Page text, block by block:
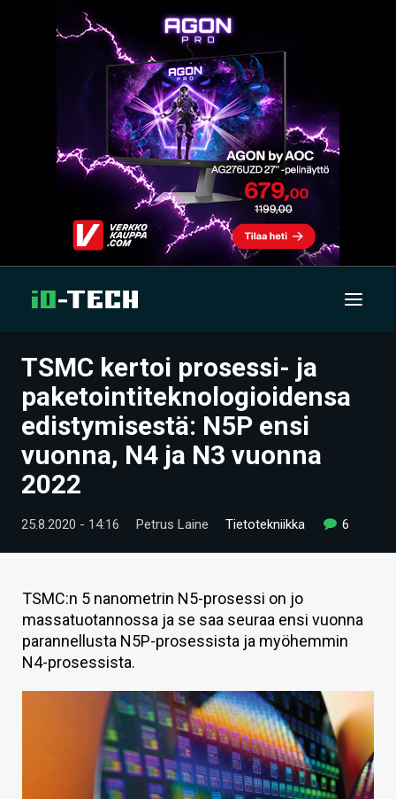
UUTISET
ARTIKKELIT
VIDEOT
TECHBBS
TIETOA
KAUPPA
VAIHDA TEEMA
TSMC kertoi prosessi- ja
paketointiteknologioidensa
edistymisestä: N5P ensi
vuonna, N4 ja N3 vuonna
2022
25.8.2020 - 14:16 Petrus Laine Tietotekniikka 6
TSMC:n 5 nanometrin N5-prosessi on jo
massatuotannossa ja se saa seuraa ensi vuonna
parannellusta N5P-prosessista ja myöhemmin
N4-prosessista.